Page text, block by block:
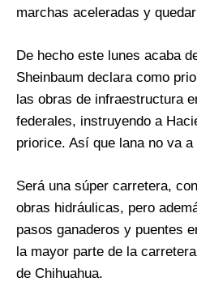
marchas aceleradas y
De hecho este lunes acaba
Sheinbaum declara como
las obras de infraestructura
federales, instruyendo a
priorice. Así que lana no va
Será una súper carretera,
obras hidráulicas, pero
pasos ganaderos y puentes
la mayor parte de la
de Chihuahua.